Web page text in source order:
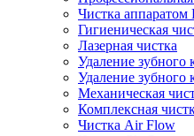
Чистка аппаратом
Гигиеническая
Лазерная чистка
Удаление зубного
Удаление зубного
Механическая
Комплексная
Чистка Air Flow